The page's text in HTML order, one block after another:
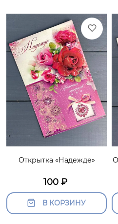
Открытка «Надежде»
100 ₽
В КОРЗИНУ